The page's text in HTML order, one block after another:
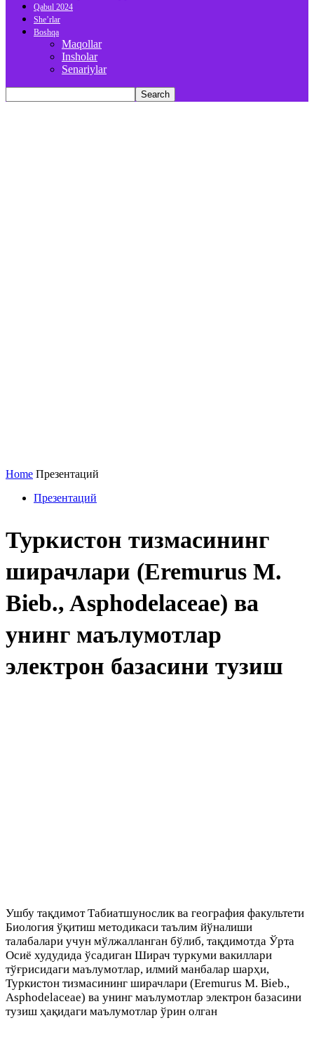
Qabul 2024
She’rlar
Boshqa
Maqollar
Insholar
Senariylar
Home Презентаций
Презентаций
Туркистон тизмасининг
ширачлари (Eremurus M.
Bieb., Asphodelaceae) ва
унинг маълумотлар
электрон базасини тузиш
Ушбу тақдимот Табиатшунослик ва география факультети
Биология ўқитиш методикаси таълим йўналиши
талабалари учун мўлжалланган бўлиб, тақдимотда Ўрта
Осиё худудида ўсадиган Ширач туркуми вакиллари
тўғрисидаги маълумотлар, илмий манбалар шарҳи,
Туркистон тизмасининг ширачлари (Eremurus M. Bieb.,
Asphodelaceae) ва унинг маълумотлар электрон базасини
тузиш ҳақидаги маълумотлар ўрин олган